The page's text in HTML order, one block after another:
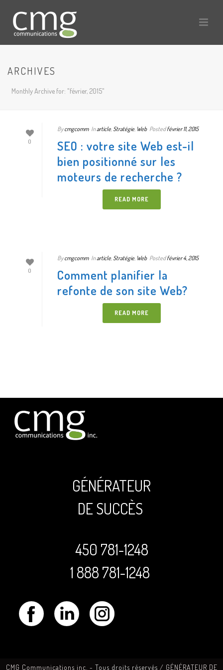
ARCHIVES
Monthly Archive for: "février, 2015"
0
By cmgcomm Inarticle,Stratégie, Web Postedfévrier 11, 2015
SEO : votre site Web est-il
bien positionné sur les
moteurs de recherche ?
READ MORE
0
By cmgcomm Inarticle,Stratégie, Web Postedfévrier 4, 2015
Comment planifier la
refonte de son site Web?
READ MORE
GÉNÉRATEUR
DE SUCCÈS
450 781-1248
1 888 781-1248
CMG Communications inc. - Tous droits réservés / GÉNÉRATEUR DE